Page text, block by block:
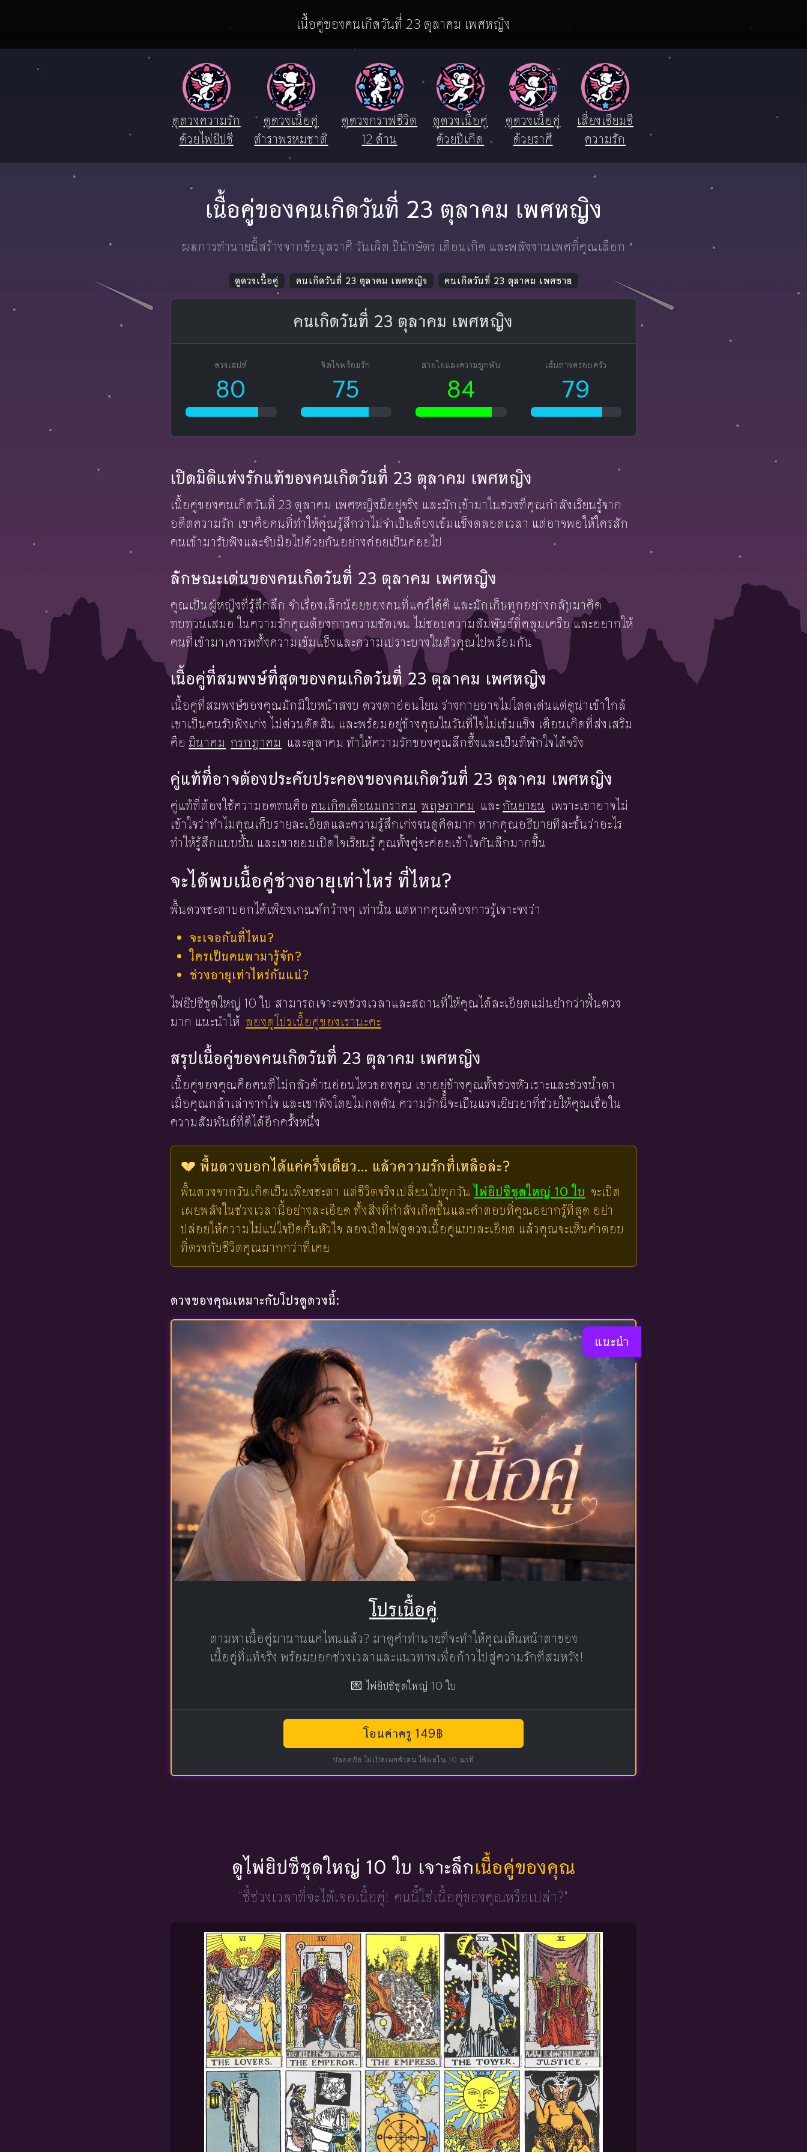
เนื้อคู่ของคนเกิดวันที่ 23 ตุลาคม เพศหญิง
ดูดวงความรัก
ด้วยไพ่ยิปซี
ดูดวงเนื้อคู่
ตำราพรหมชาติ
ดูดวงกราฟชีวิต
12 ด้าน
ดูดวงเนื้อคู่
ด้วยปีเกิด
ดูดวงเนื้อคู่
ด้วยราศี
เสี่ยงเซียมซี
ความรัก
เนื้อคู่ของคนเกิดวันที่ 23 ตุลาคม เพศหญิง
ผลการทำนายนี้สร้างจากข้อมูลราศี วันเกิด ปีนักษัตร เดือนเกิด และพลังงานเพศที่คุณเลือก
ดูดวงเนื้อคู่ คนเกิดวันที่ 23 ตุลาคม เพศหญิง คนเกิดวันที่ 23 ตุลาคม เพศชาย
คนเกิดวันที่ 23 ตุลาคม เพศหญิง
ดวงเสน่ห์
80
จิตใจพร้อมรัก
75
สายใยและความผูกพัน
84
เส้นทางครอบครัว
79
เปิดมิติแห่งรักแท้ของคนเกิดวันที่ 23 ตุลาคม เพศหญิง
เนื้อคู่ของคนเกิดวันที่ 23 ตุลาคม เพศหญิงมีอยู่จริง และมักเข้ามาในช่วงที่คุณกำลังเรียนรู้จาก
อดีตความรัก เขาคือคนที่ทำให้คุณรู้สึกว่าไม่จำเป็นต้องเข้มแข็งตลอดเวลา แต่อาจพอให้ใครสัก
คนเข้ามารับฟังและจับมือไปด้วยกันอย่างค่อยเป็นค่อยไป
ลักษณะเด่นของคนเกิดวันที่ 23 ตุลาคม เพศหญิง
คุณเป็นผู้หญิงที่รู้สึกลึก จำเรื่องเล็กน้อยของคนที่แคร์ได้ดี และมักเก็บทุกอย่างกลับมาคิด
ทบทวนเสมอ ในความรักคุณต้องการความชัดเจน ไม่ชอบความสัมพันธ์ที่คลุมเครือ และอยากให้
คนที่เข้ามาเคารพทั้งความเข้มแข็งและความเปราะบางในตัวคุณไปพร้อมกัน
เนื้อคู่ที่สมพงษ์ที่สุดของคนเกิดวันที่ 23 ตุลาคม เพศหญิง
เนื้อคู่ที่สมพงษ์ของคุณมักมีใบหน้าสงบ ดวงตาอ่อนโยน ร่างกายอาจไม่โดดเด่นแต่ดูน่าเข้าใกล้
เขาเป็นคนรับฟังเก่ง ไม่ด่วนตัดสิน และพร้อมอยู่ข้างคุณในวันที่ใจไม่เข้มแข็ง เดือนเกิดที่ส่งเสริม
คือ มีนาคม กรกฎาคม และตุลาคม ทำให้ความรักของคุณลึกซึ้งและเป็นที่พักใจได้จริง
คู่แท้ที่อาจต้องประคับประคองของคนเกิดวันที่ 23 ตุลาคม เพศหญิง
คู่แท้ที่ต้องใช้ความอดทนคือ คนเกิดเดือนมกราคม พฤษภาคม และกันยายน เพราะเขาอาจไม่
เข้าใจว่าทำไมคุณเก็บรายละเอียดและความรู้สึกเก่งจนดูคิดมาก หากคุณอธิบายทีละขั้นว่าอะไร
ทำให้รู้สึกแบบนั้น และเขายอมเปิดใจเรียนรู้ คุณทั้งคู่จะค่อยเข้าใจกันลึกมากขึ้น
จะได้พบเนื้อคู่ช่วงอายุเท่าไหร่ ที่ไหน?
พื้นดวงชะตาบอกได้เพียงเกณฑ์กว้างๆ เท่านั้น แต่หากคุณต้องการรู้เจาะจงว่า
จะเจอกันที่ไหน?
ใครเป็นคนพามารู้จัก?
ช่วงอายุเท่าไหร่กันแน่?
ไพ่ยิปซีชุดใหญ่ 10 ใบ สามารถเจาะจงช่วงเวลาและสถานที่ให้คุณได้ละเอียดแม่นยำกว่าพื้นดวง
มาก แนะนำให้ ลองดูโปรเนื้อคู่ของเรานะคะ
สรุปเนื้อคู่ของคนเกิดวันที่ 23 ตุลาคม เพศหญิง
เนื้อคู่ของคุณคือคนที่ไม่กลัวด้านอ่อนไหวของคุณ เขาอยู่ข้างคุณทั้งช่วงหัวเราะและช่วงน้ำตา
เมื่อคุณกล้าเล่าจากใจ และเขาฟังโดยไม่กดดัน ความรักนี้จะเป็นแรงเยียวยาที่ช่วยให้คุณเชื่อใน
ความสัมพันธ์ที่ดีได้อีกครั้งหนึ่ง
💔 พื้นดวงบอกได้แค่ครึ่งเดียว... แล้วความรักที่เหลือล่ะ?
พื้นดวงจากวันเกิดเป็นเพียงชะตา แต่ชีวิตจริงเปลี่ยนไปทุกวัน ไพ่ยิปซีชุดใหญ่ 10 ใบ จะเปิด
เผยพลังในช่วงเวลานี้อย่างละเอียด ทั้งสิ่งที่กำลังเกิดขึ้นและคำตอบที่คุณอยากรู้ที่สุด อย่า
ปล่อยให้ความไม่แน่ใจปิดกั้นหัวใจ ลองเปิดไพ่ดูดวงเนื้อคู่แบบละเอียด แล้วคุณจะเห็นคำตอบ
ที่ตรงกับชีวิตคุณมากกว่าที่เคย
ดวงของคุณเหมาะกับโปรดูดวงนี้:
แนะนำ
โปรเนื้อคู่
ตามหาเนื้อคู่มานานแค่ไหนแล้ว? มาดูคำทำนายที่จะทำให้คุณเห็นหน้าตาของ
เนื้อคู่ที่แท้จริง พร้อมบอกช่วงเวลาและแนวทางเพื่อก้าวไปสู่ความรักที่สมหวัง!
💌 ไพ่ยิปซีชุดใหญ่ 10 ใบ
โอนค่าครู 149฿
ปลอดภัย ไม่เปิดเผยตัวตน ได้ผลใน 10 นาที
ดูไพ่ยิปซีชุดใหญ่ 10 ใบ เจาะลึกเนื้อคู่ของคุณ
"ชี้ช่วงเวลาที่จะได้เจอเนื้อคู่! คนนี้ใช่เนื้อคู่ของคุณหรือเปล่า?"